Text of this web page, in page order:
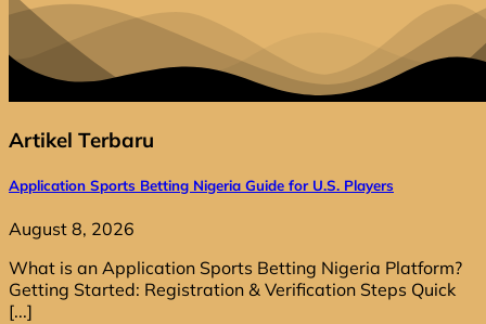
Artikel Terbaru
Application Sports Betting Nigeria Guide for U.S. Players
August 8, 2026
What is an Application Sports Betting Nigeria Platform?
Getting Started: Registration & Verification Steps Quick
[...]